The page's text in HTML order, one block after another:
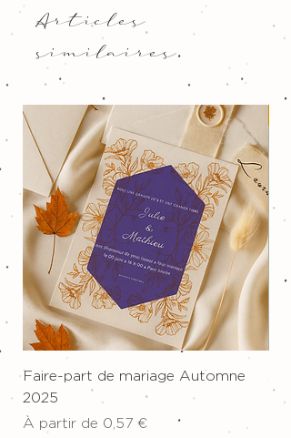
Articles
similaires
Faire-part de mariage Automne
2025
À partir de 0,57 €
Prix promotionnel
Prix